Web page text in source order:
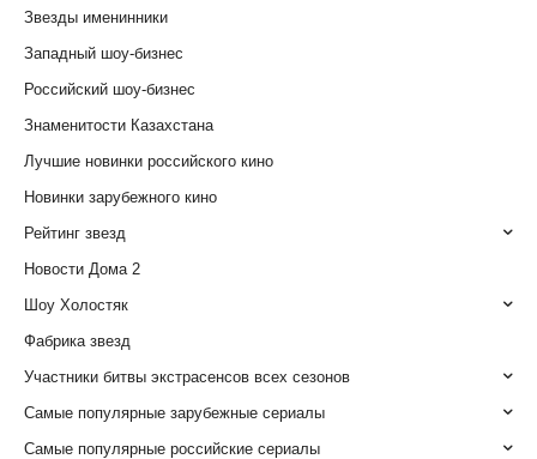
Звезды именинники
Западный шоу-бизнес
Российский шоу-бизнес
Знаменитости Казахстана
Лучшие новинки российского кино
Новинки зарубежного кино
Рейтинг звезд
Новости Дома 2
Шоу Холостяк
Фабрика звезд
Участники битвы экстрасенсов всех сезонов
Самые популярные зарубежные сериалы
Самые популярные российские сериалы